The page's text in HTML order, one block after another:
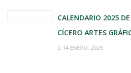
CALENDARIO 2025
CÍCERO ARTES
14 ENERO, 2025